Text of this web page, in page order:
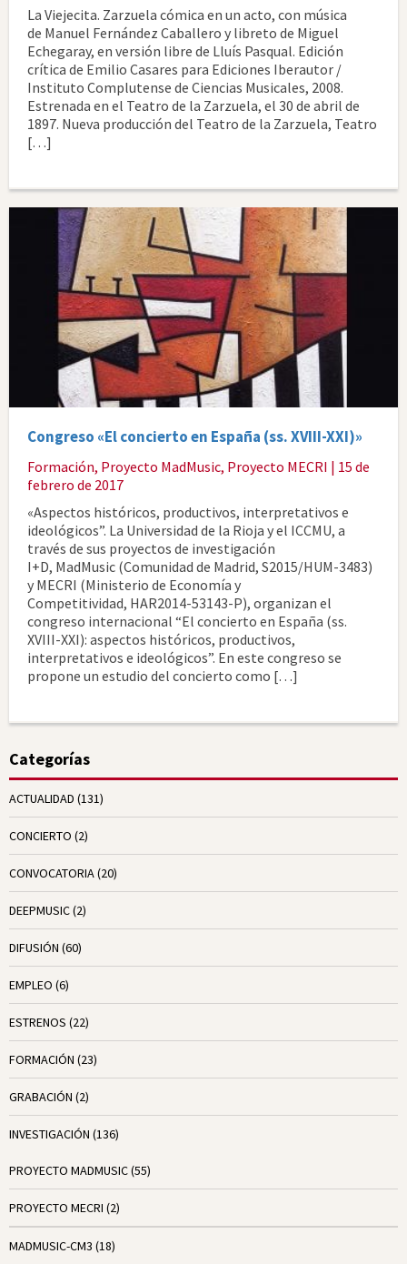
La Viejecita. Zarzuela cómica en un acto, con música
de Manuel Fernández Caballero y libreto de Miguel
Echegaray, en versión libre de Lluís Pasqual. Edición
crítica de Emilio Casares para Ediciones Iberautor /
Instituto Complutense de Ciencias Musicales, 2008.
Estrenada en el Teatro de la Zarzuela, el 30 de abril de
1897. Nueva producción del Teatro de la Zarzuela, Teatro
[…]
Congreso «El concierto en España (ss. XVIII-XXI)»
Formación, Proyecto MadMusic, Proyecto MECRI | 15 de
febrero de 2017
«Aspectos históricos, productivos, interpretativos e
ideológicos”. La Universidad de la Rioja y el ICCMU, a
través de sus proyectos de investigación
I+D, MadMusic (Comunidad de Madrid, S2015/HUM-3483)
y MECRI (Ministerio de Economía y
Competitividad, HAR2014-53143-P), organizan el
congreso internacional “El concierto en España (ss.
XVIII-XXI): aspectos históricos, productivos,
interpretativos e ideológicos”. En este congreso se
propone un estudio del concierto como […]
Categorías
ACTUALIDAD (131)
CONCIERTO (2)
CONVOCATORIA(20)
DEEPMUSIC(2)
DIFUSIÓN (60)
EMPLEO (6)
ESTRENOS (22)
FORMACIÓN (23)
GRABACIÓN (2)
INVESTIGACIÓN (136)
PROYECTO MADMUSIC(55)
PROYECTO MECRI (2)
MADMUSIC-CM3 (18)